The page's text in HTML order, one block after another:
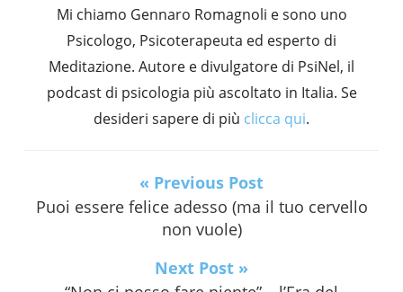
Mi chiamo Gennaro Romagnoli e sono uno
Psicologo, Psicoterapeuta ed esperto di
Meditazione. Autore e divulgatore di PsiNel, il
podcast di psicologia più ascoltato in Italia. Se
desideri sapere di più clicca qui.
« Previous Post
Puoi essere felice adesso (ma il tuo cervello
non vuole)
Next Post »